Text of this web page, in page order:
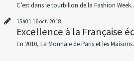
C’est dans le tourbillon de la Fashion
15h01 16oct. 2018
Excellence à la Française
En 2010, La Monnaie de Paris et les